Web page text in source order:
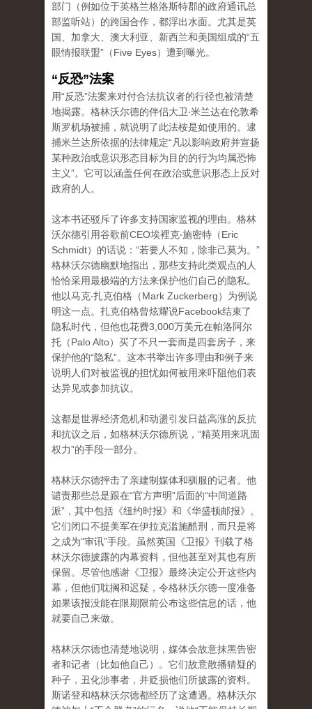
部门（例如位于英格兰格洛斯特郡的政府通讯总
部监听站）的跨国合作，都浮出水面。尤其是英
国、加拿大、澳大利亚、新西兰和美国组成的“五
眼情报联盟”（Five Eyes）遭到曝光。
“反恐”法案
用“反恐”法案来对付合法抗议者的行径也被清楚
地揭露。格林沃尔德的伴侣大卫‧米兰达在伦敦希
斯罗机场被捕，就说明了此法桉是如使用的。逮
捕米兰达所依据的法律规定“凡以影响政府并宣扬
某种政治或意识形态目标为目的的行为均属恐怖
主义”。它可以涵盖任何在政治或意识形态上反对
政府的人。
这本书还驳斥了许多支持国家监视的理由。格林
沃尔德引用谷歌前CEO埃裡克‧施密特（Eric
Schmidt）的话说：“若要人不知，除非己莫为。”
格林沃尔德幽默地指出，那些支持此类观点的人
恰恰采用最极端的方法来保护他们自己的隐私。
他以马克‧扎克伯格（Mark Zuckerberg）为例说
明这一点。扎克伯格曾炫耀说Facebook结束了
隐私时代，但他也花费3,000万美元在帕洛阿尔
托（Palo Alto）买了不只一套而是四套房子，来
保护他的“隐私”。这本书举出许多理由和例子来
说明人们对被监视的担忧如何被用来吓阻他们表
达异见或参加抗议。
这都是世界经济危机和动盪引发日益高涨的反抗
和抗议之后，如格林沃尔德所说，“精英用来巩固
权力”的手段一部分。
格林沃尔德抨击了亲建制媒体和驯服的记者。他
谴责那些总是跟在“官方声明”后面的“中间道路
派”，其中包括《纽约时报》和《华盛顿邮报》。
它们闭口不提美军在伊拉克滥施酷刑，而只是将
之成为“审讯”手段。虽然英国《卫报》刊载了格
林沃尔德披露的内幕资料，但他甚至对其也有所
保留。尽管他感谢《卫报》最终决定公开这些内
幕，但他们耽搁和迟疑，令格林沃尔德一度准备
如果该报没能在限期限前公布这些信息的话，他
就要自己来做。
格林沃尔德也清楚地说明，媒体会故意抹黑告密
者和记者（比如他自己）。它们故意散播猜疑的
种子，丑化涉事者，并贬损他们所披露的资料。
斯诺登和格林沃尔德都经历了这遭遇。格林沃尔